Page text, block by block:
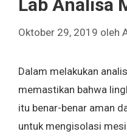
Lab Analisa
Oktober 29, 2019 oleh
Dalam melakukan
memastikan bahwa
itu benar-benar aman
untuk mengisolasi